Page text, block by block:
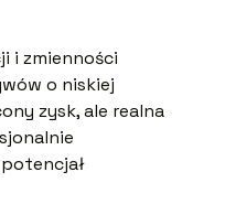
i zmienności
o niskiej
zysk, ale realna